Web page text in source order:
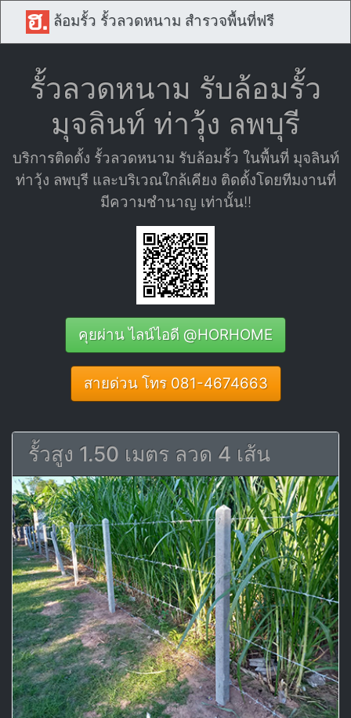
ล้อมรั้ว รั้วลวดหนาม สำรวจพื้นที่ฟรี
รั้วลวดหนาม รับล้อมรั้ว
มุจลินท์ ท่าวุ้ง ลพบุรี
บริการติดตั้ง รั้วลวดหนาม รับล้อมรั้ว ในพื้นที่ มุจลินท์
ท่าวุ้ง ลพบุรี และบริเวณใกล้เคียง ติดตั้งโดยทีมงานที่
มีความชำนาญ เท่านั้น!!
คุยผ่าน ไลน์ไอดี @HORHOME
สายด่วน โทร 081-4674663
รั้วสูง 1.50 เมตร ลวด 4 เส้น